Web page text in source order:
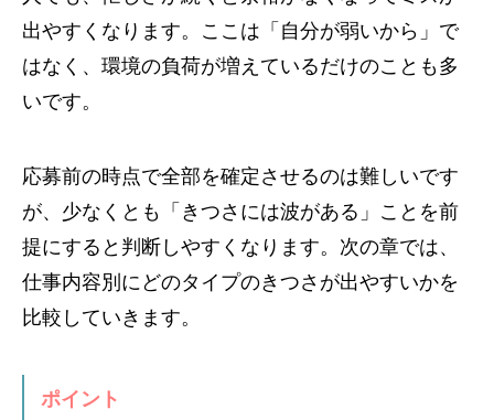
出やすくなります。ここは「自分が弱いから」で
はなく、環境の負荷が増えているだけのことも多
いです。
応募前の時点で全部を確定させるのは難しいです
が、少なくとも「きつさには波がある」ことを前
提にすると判断しやすくなります。次の章では、
仕事内容別にどのタイプのきつさが出やすいかを
比較していきます。
ポイント